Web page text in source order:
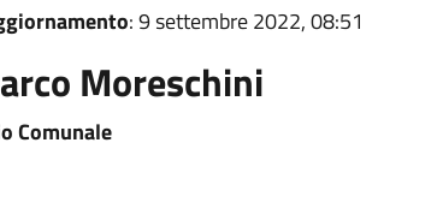
: 9 settembre 2022, 08:51
Moreschini
Comunale